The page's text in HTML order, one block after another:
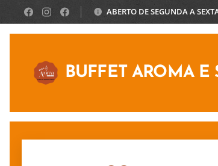
ABERTO DE SEGUNDA A
BUFFET AROMA E